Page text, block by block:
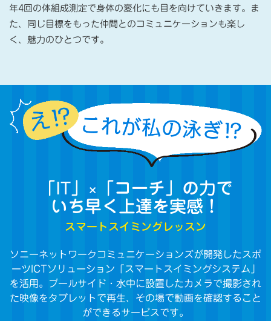
年4回の体組成測定で身体の変化にも目を向けていきます。ま
た、同じ目標をもった仲間とのコミュニケーションも楽し
く、魅力のひとつです。
「IT」×「コーチ」の力で
いち早く上達を実感！
スマートスイミングレッスン
ソニーネットワークコミュニケーションズが開発したスポ
ーツICTソリューション「スマートスイミングシステム」
を活用。プールサイド・水中に設置したカメラで撮影され
た映像をタブレットで再生、その場で動画を確認すること
ができるサービスです。